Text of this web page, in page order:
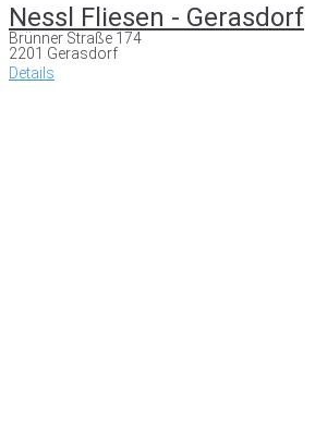
Nessl Fliesen - Gerasdorf
Brünner Straße 174
2201 Gerasdorf
Details